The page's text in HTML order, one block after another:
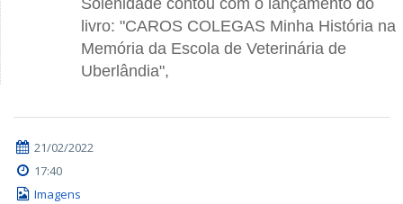
livro: "CAROS COLEGAS Minha História na
Memória da Escola de Veterinária de
Uberlândia",
21/02/2022
17:40
Imagens